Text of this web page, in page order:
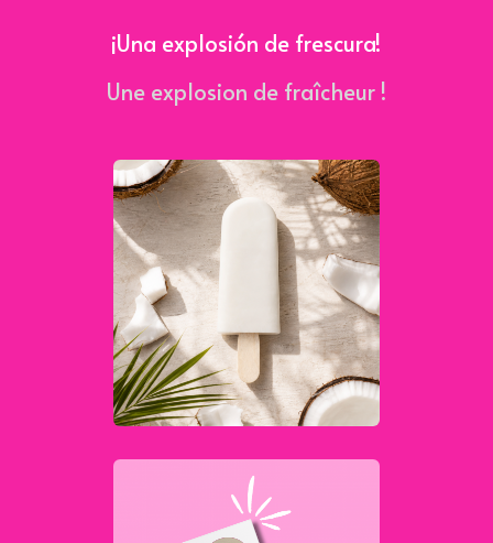
¡Una explosión de frescura!
Une explosion de fraîcheur !